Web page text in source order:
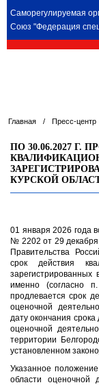
Саморегулируемая
Союз "Федерация
Главная / Пресс-центр
ПО 30.06.2027 Г.
КУРСКОЙ
01 января 2026 года
№ 2202 от 29
Правительства
срок действия
зарегистрированных
именно (согласно
продлевается срок
оценочной
дату окончания срока
оценочной
территории
установленном
Указанное
области оценочной